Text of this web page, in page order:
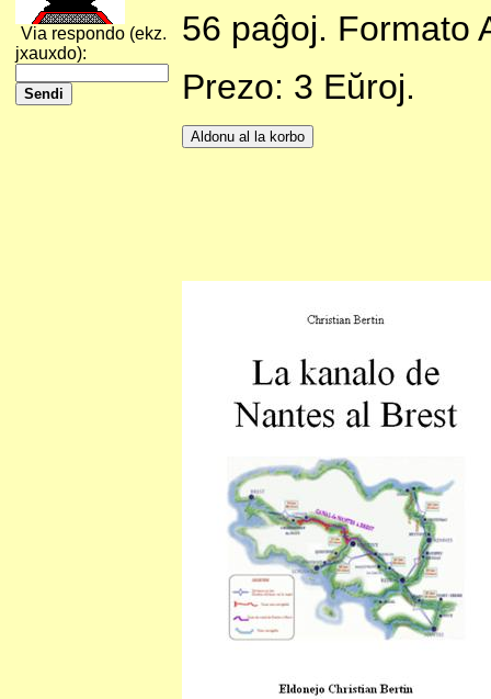
Via respondo (ekz.
jxauxdo):
56 paĝoj. Formato
Prezo: 3 Eŭroj.